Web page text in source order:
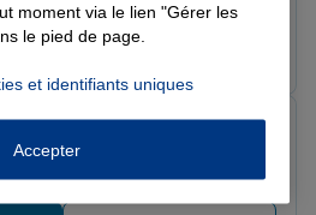
Voir l'agence
moment via le lien "Gérer les
le pied de page.
et identifiants uniques
Accepter